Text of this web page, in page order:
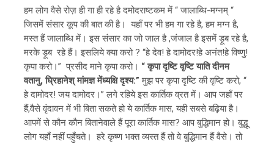
हम लोग वैसे रोज़ ही गा ही रहे है दमोदराष्टकम में “ जालाब्धि-मग्नम् “
जिसमें संसार कूप की बात की है। यहाँ पर भी हम गा रहे है, हम मग्न है,
मस्त हैं जालाब्धि में। इस संसार का जो जाल है ,जंजाल है इसमें ड़ूब रहे है,
मरके ड़ूब रहे हैं। इसलिये क्या करो ? “हे देव! हे दामोदर!हे अनंत!हे विष्णु!
कृपा करो।” प्रसीद माने कृपा करो। “ कृपा दृष्टि वृष्टि याति दीनम
वतानु, घ्रिहानेश् मांमज्ञ मेंध्यक्षि दृश्य:”मुझ पर कृपा दृष्टि की वृष्टि करो, “
हे दामोदर! जय दामोदर।” लगे रहिये इस कार्तिक व्रत में। आप जहाँ पर
हैं,वैसे वृंदावन में भी बिता सकते हो ये कार्तिक मास, यही सबसे बढ़िया है।
आपमें से कौन कौन बितानेवाले हैं पूरा कार्तिक मास? आप बुद्धिमान हो। बुद्धू
लोग यहाँ नहीं पहुँचते। हरे कृष्ण भक्त व्यस्त हैं तो वे बुद्धिमान हैं वैसे। तो